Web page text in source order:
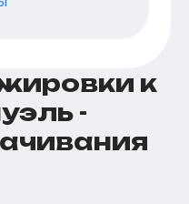
к
-